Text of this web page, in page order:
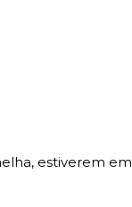
estiverem em